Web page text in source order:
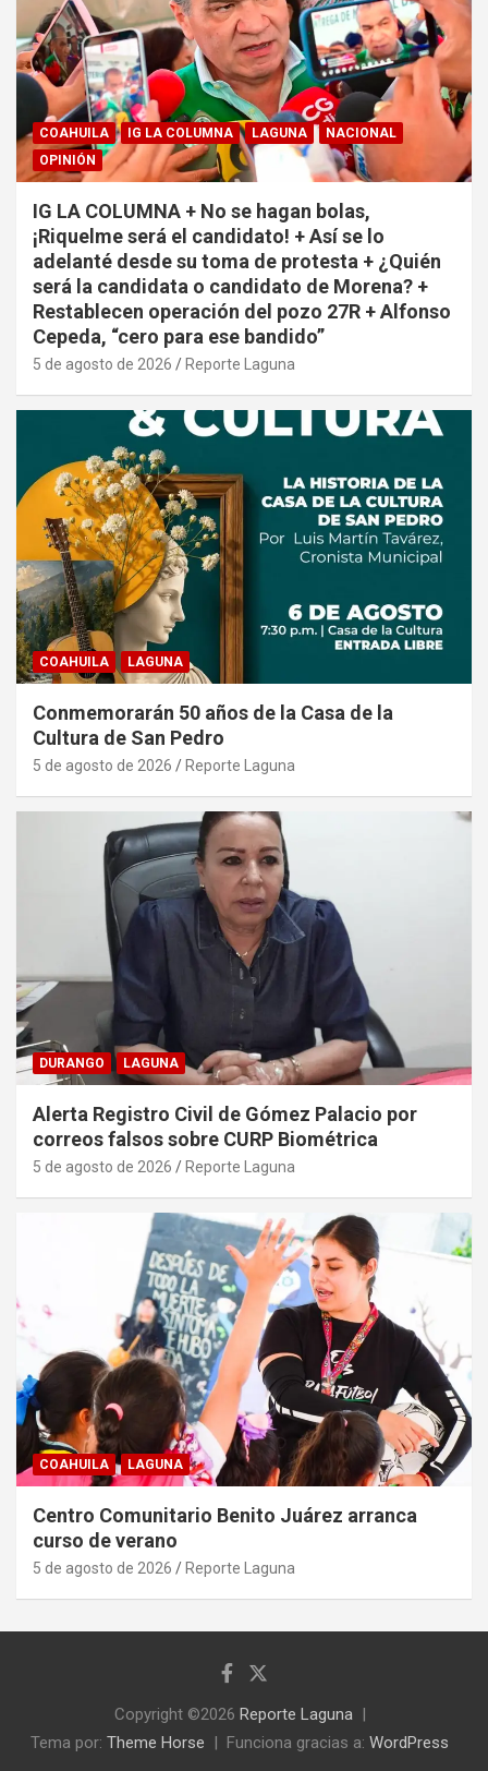
COAHUILA IG LA COLUMNA LAGUNA
NACIONAL
OPINIÓN
IG LA COLUMNA + No se hagan bolas,
¡Riquelme será el candidato! + Así se lo
adelanté desde su toma de protesta + ¿Quién
será la candidata o candidato de Morena? +
Restablecen operación del pozo 27R + Alfonso
Cepeda, “cero para ese bandido”
5 de agosto de 2026 Reporte Laguna
COAHUILA LAGUNA
Conmemorarán 50 años de la Casa de la
Cultura de San Pedro
5 de agosto de 2026 Reporte Laguna
DURANGO LAGUNA
Alerta Registro Civil de Gómez Palacio por
correos falsos sobre CURP Biométrica
5 de agosto de 2026 Reporte Laguna
COAHUILA LAGUNA
Centro Comunitario Benito Juárez arranca
curso de verano
5 de agosto de 2026 Reporte Laguna
Copyright ©2026 Reporte Laguna
Tema por: Theme Horse Funciona gracias a: WordPress